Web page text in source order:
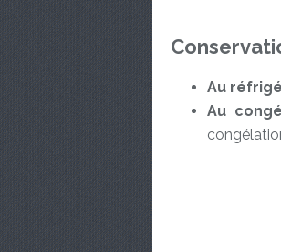
Au
Au